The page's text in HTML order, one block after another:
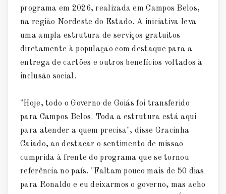
programa em 2026, realizada em Campos Belos,
na região Nordeste do Estado. A iniciativa leva
uma ampla estrutura de serviços gratuitos
diretamente à população com destaque para a
entrega de cartões e outros benefícios voltados à
inclusão social.
"Hoje, todo o Governo de Goiás foi transferido
para Campos Belos. Toda a estrutura está aqui
para atender a quem precisa", disse Gracinha
Caiado, ao destacar o sentimento de missão
cumprida à frente do programa que se tornou
referência no país. "Faltam pouco mais de 50 dias
para Ronaldo e eu deixarmos o governo, mas acho